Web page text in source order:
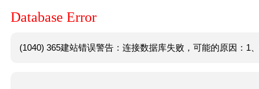
Database Error
(1040) 365建站错误警告：连接数据库失败，可能的原因：1